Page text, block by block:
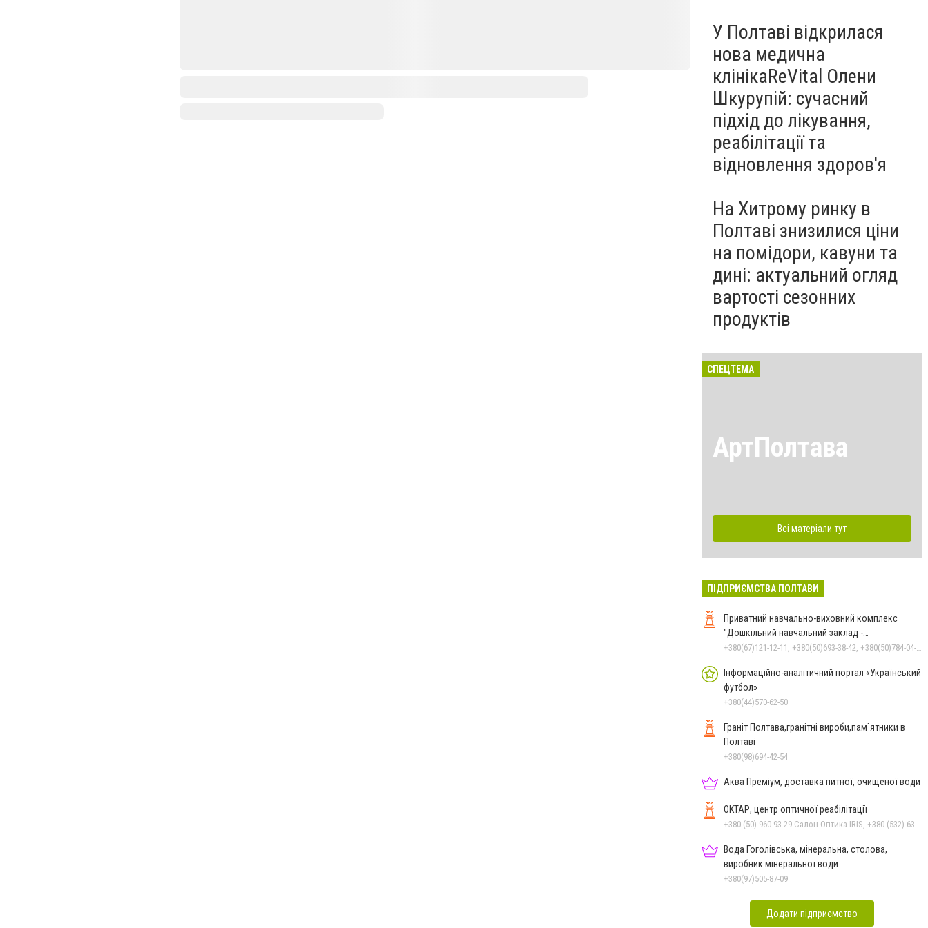
У Полтаві відкрилася
нова медична
клінікаReVital Олени
Шкурупій: сучасний
підхід до лікування,
реабілітації та
відновлення здоров'я
На Хитрому ринку в
Полтаві знизилися ціни
на помідори, кавуни та
дині: актуальний огляд
вартості сезонних
продуктів
СПЕЦТЕМА
АртПолтава
Всі матеріали тут
ПІДПРИЄМСТВА ПОЛТАВИ
Приватний навчально-виховний комплекс
"Дошкільний навчальний заклад -
спеціалізована школа" О.Данько
Інформаційно-аналітичний портал «Український
футбол»
+380(44)570-62-50
Граніт Полтава,гранітні вироби,пам`ятники в
Полтаві
+380(98)694-42-54
Аква Преміум, доставка питної, очищеної води
ОКТАР, центр оптичної реабілітації
Вода Гоголівська, мінеральна, столова,
виробник мінеральної води
+380(97)505-87-09
Додати підприємство